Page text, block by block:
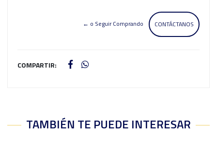
CONTÁCTANOS
← o Seguir Comprando
COMPARTIR:
TAMBIÉN TE PUEDE INTERESAR